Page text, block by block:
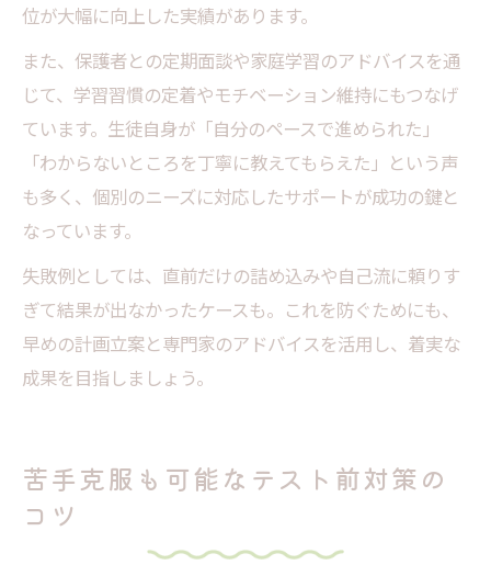
位が大幅に向上した実績があります。
また、保護者との定期面談や家庭学習のアドバイスを通
じて、学習習慣の定着やモチベーション維持にもつなげ
ています。生徒自身が「自分のペースで進められた」
「わからないところを丁寧に教えてもらえた」という声
も多く、個別のニーズに対応したサポートが成功の鍵と
なっています。
失敗例としては、直前だけの詰め込みや自己流に頼りす
ぎて結果が出なかったケースも。これを防ぐためにも、
早めの計画立案と専門家のアドバイスを活用し、着実な
成果を目指しましょう。
苦手克服も可能なテスト前対策の
コツ